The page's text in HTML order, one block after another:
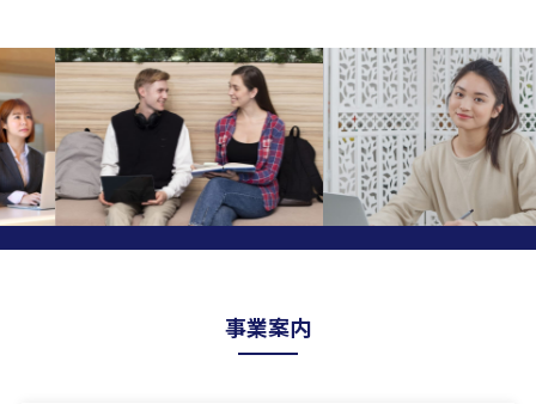
事業案内